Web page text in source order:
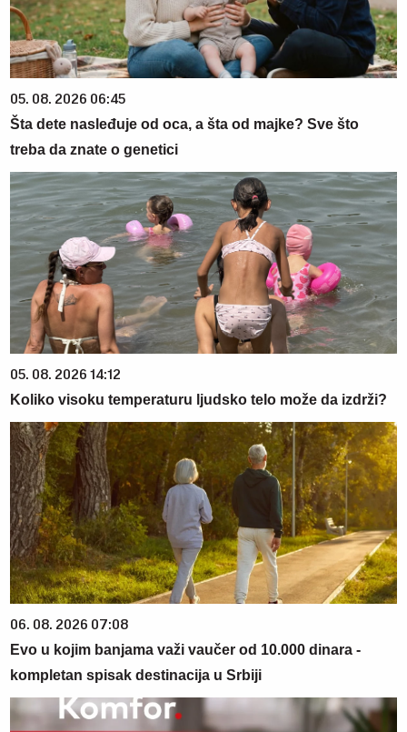
05. 08. 2026 06:45
Šta dete nasleđuje od oca, a šta od majke? Sve što
treba da znate o genetici
05. 08. 2026 14:12
Koliko visoku temperaturu ljudsko telo može da izdrži?
06. 08. 2026 07:08
Evo u kojim banjama važi vaučer od 10.000 dinara -
kompletan spisak destinacija u Srbiji